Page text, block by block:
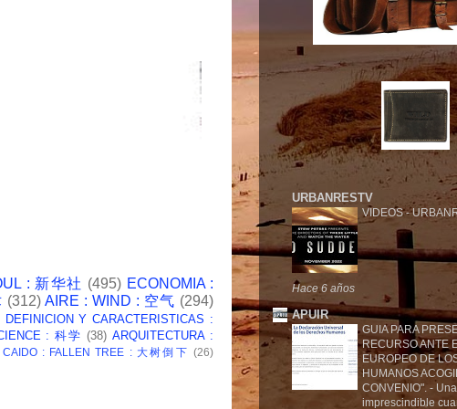
: 新华社 (495) ECONOMIA :
(312) AIRE : WIND : 空气 (294)
DEFINICION Y CARACTERISTICAS :
: 科学 (38) ARQUITECTURA :
CAIDO : FALLEN TREE : 大树倒下 (26)
URBANRESTV
VIDEOS-
Hace 6 años
APUIR
GUIA PARA
RECURSO ANTE
EUROPEO DE
HUMANOS
CONVENIO". -
imprescindible